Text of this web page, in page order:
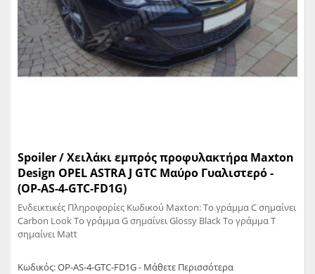
Spoiler / Χειλάκι εμπρός προφυλακτήρα Maxton
Design OPEL ASTRA J GTC Μαύρο Γυαλιστερό -
(OP-AS-4-GTC-FD1G)
Ενδεικτικές Πληροφορίες Κωδικού Maxton: Το γράμμα C σημαίνει
Carbon Look Το γράμμα G σημαίνει Glossy Black Το γράμμα T
σημαίνει Matt
Κωδικός: OP-AS-4-GTC-FD1G - Μάθετε Περισσότερα